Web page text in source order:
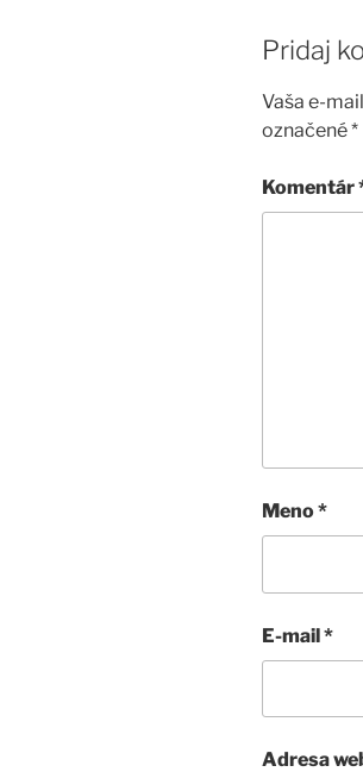
Pridaj
Vaša e-
označené*
Komentár
Meno*
E-mail*
Adresa